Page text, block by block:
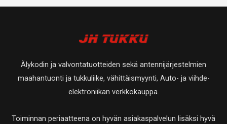
Älykodin ja valvontatuotteiden sekä antennijärjestelmien
maahantuonti ja tukkuliike, vähittäismyynti, Auto- ja viihde-
elektroniikan verkkokauppa.
Toiminnan periaatteena on hyvän asiakaspalvelun lisäksi hyvä